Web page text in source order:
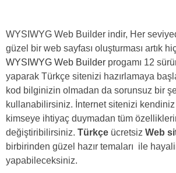
WYSIWYG Web Builder indir, Her
güzel bir web sayfası oluşturması artık
WYSIWYG Web Builder progamı 12
yaparak Türkçe sitenizi hazırlamaya
kod bilginizin olmadan da sorunsuz bir
kullanabilirsiniz. İnternet sitenizi
kimseye ihtiyaç duymadan tüm
değiştiribilirsiniz. Türkçe ücretsiz Web
birbirinden güzel hazır temaları ile
yapabileceksiniz.